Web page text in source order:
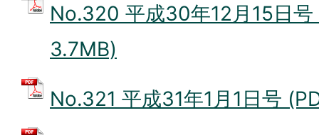
No.320 平成30年12月15日
3.7MB)
No.321 平成31年1月1日号